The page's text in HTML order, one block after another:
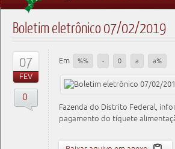
Boletim eletrônico 07/02/2019
07
FEV
0
Em %% - 0 a a%
Fazenda do Distrito Federal,
pagamento do tíquete